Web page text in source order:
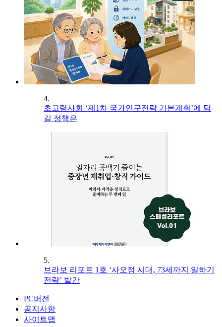
4.
초고령사회 ‘제1차 국가인구전략 기본계획’에 담
길 정책은
5.
브라보 리포트 1호 ‘사오정 시대, 73세까지 일하기
전략’ 발간
PC버전
공지사항
사이트맵